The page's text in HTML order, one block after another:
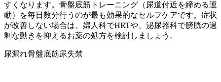
すくなります。骨盤底筋トレーニング（尿道付近を締める運
動）を毎日数分行うのが最も効果的なセルフケアです。症状
が改善しない場合は、婦人科でHRTや、泌尿器科で膀胱の過
剰な動きを抑えるお薬の処方を検討しましょう。
尿漏れ骨盤底筋尿失禁